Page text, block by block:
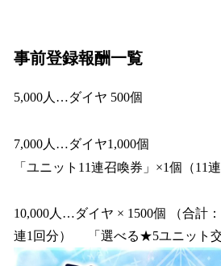
事前登録報酬一覧
5,000人…ダイヤ 500個
7,000人…ダイヤ1,000個
「ユニット11連召喚券」×1個（11
10,000人…ダイヤ × 1500個 （合計
連1回分） 「選べる★5ユニット